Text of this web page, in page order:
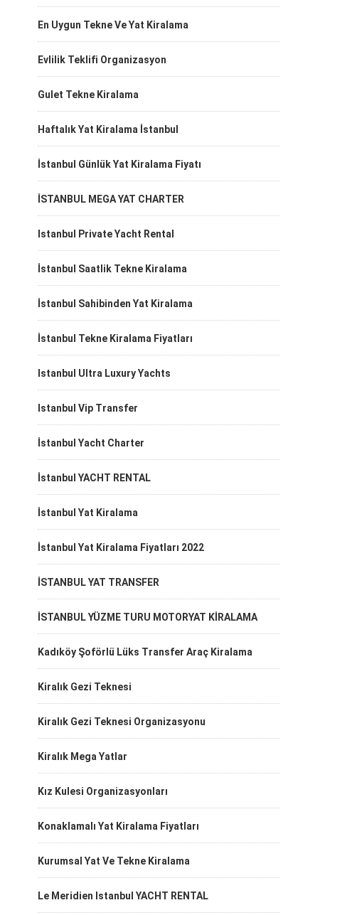
En Uygun Tekne Ve Yat Kiralama
Evlilik Teklifi Organizasyon
Gulet Tekne Kiralama
Haftalık Yat Kiralama İstanbul
İstanbul Günlük Yat Kiralama Fiyatı
İSTANBUL MEGA YAT CHARTER
Istanbul Private Yacht Rental
İstanbul Saatlik Tekne Kiralama
İstanbul Sahibinden Yat Kiralama
İstanbul Tekne Kiralama Fiyatları
Istanbul Ultra Luxury Yachts
Istanbul Vip Transfer
İstanbul Yacht Charter
İstanbul YACHT RENTAL
İstanbul Yat Kiralama
İstanbul Yat Kiralama Fiyatları 2022
İSTANBUL YAT TRANSFER
İSTANBUL YÜZME TURU MOTORYAT KİRALAMA
Kadıköy Şoförlü Lüks Transfer Araç Kiralama
Kiralık Gezi Teknesi
Kiralık Gezi Teknesi Organizasyonu
Kiralık Mega Yatlar
Kız Kulesi Organizasyonları
Konaklamalı Yat Kiralama Fiyatları
Kurumsal Yat Ve Tekne Kiralama
Le Meridien Istanbul YACHT RENTAL